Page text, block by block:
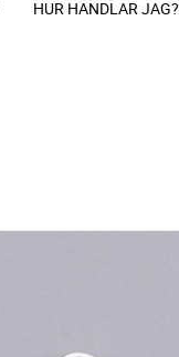
HUR HANDLAR JAG?